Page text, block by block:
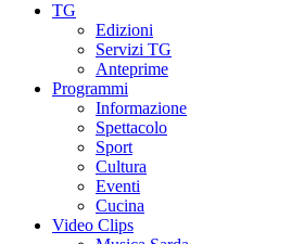
TG
Edizioni
Servizi TG
Anteprime
Programmi
Informazione
Spettacolo
Sport
Cultura
Eventi
Cucina
Video Clips